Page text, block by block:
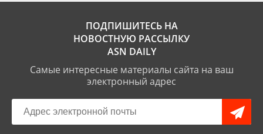
ПОДПИШИТЕСЬ НА
НОВОСТНУЮ РАССЫЛКУ
ASN DAILY
Самые интересные материалы сайта на ваш
электронный адрес